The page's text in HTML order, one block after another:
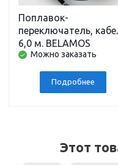
Поплавок-
переключатель,
6,0 м. BELAMOS
Можно заказать
Подробнее
Этот